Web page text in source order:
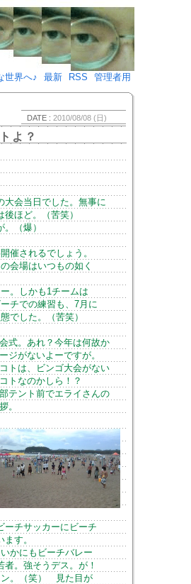
言･･･♪)÷2
世界へ♪
最新 RSS 管理者用
DATE : 2010/08/08 (日)
よ？
会当日でした。無事に
ほど。（苦笑）
（爆）
催されるでしょう。
会場はいつもの如く
。しかも1チームは
チでの練習も、7月に
でした。（苦笑）
。あれ？今年は何故か
ジがないよーですが。
トは、ビンゴ大会がない
トなのかしら！？
ント前でエライさんの
。
チサッカーにビーチ
す。
かにもビーチバレー
。強そうデス。が！
ン。（笑） 見た目が